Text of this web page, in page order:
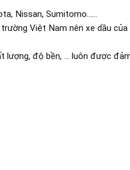
Nissan, Sumitomo……
Việt Nam nên xe dầu
lượng, độ bền, … luôn được